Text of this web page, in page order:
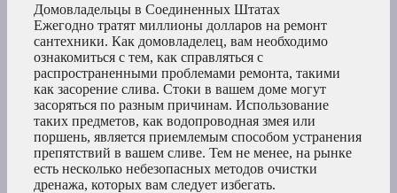
Домовладельцы в Соединенных Штатах
Ежегодно тратят миллионы долларов на ремонт
сантехники. Как домовладелец, вам необходимо
ознакомиться с тем, как справляться с
распространенными проблемами ремонта, такими
как засорение слива. Стоки в вашем доме могут
засоряться по разным причинам. Использование
таких предметов, как водопроводная змея или
поршень, является приемлемым способом устранения
препятствий в вашем сливе. Тем не менее, на рынке
есть несколько небезопасных методов очистки
дренажа, которых вам следует избегать.